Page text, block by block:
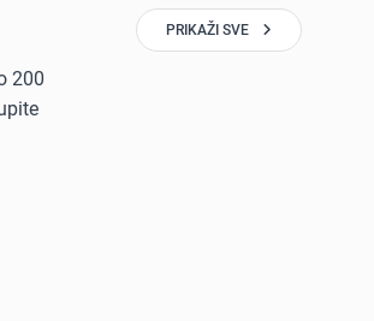
200
PRIKAŽI SVE